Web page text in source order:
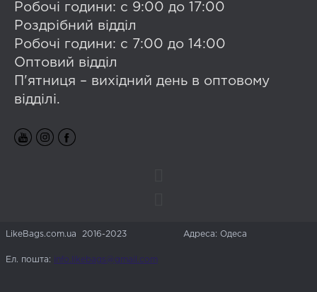
Робочі години: с 9:00 до 17:00
Роздрібний відділ
Робочі години: с 7:00 до 14:00
Оптовий відділ
П'ятниця – вихідний день в оптовому
відділі.
LikeBags.com.ua 2016-2023 Адреса: Одеса
Ел. пошта: info.likebags@gmail.com